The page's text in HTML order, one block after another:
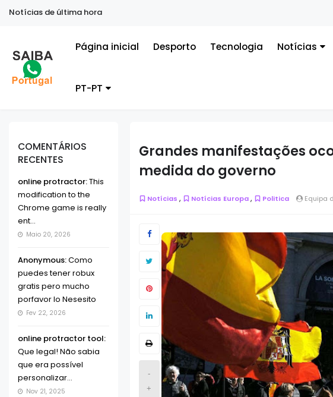
Notícias de última hora
Página inicial Desporto Tecnologia Notícias
PT-PT
COMENTÁRIOS
RECENTES
online protractor:This
modification to the
Chrome game is really
ent...
Maio 20, 2026
Anonymous:Como
puedes tener robux
gratis pero mucho
porfavor lo Nesesito
Fev 22, 2026
online protractor tool:
Que legal! Não sabia
que era possível
personalizar...
Nov 21, 2025
Grandes manifestações
medida do governo
Notícias , Notícias Europa, Politica Equipa
-
+